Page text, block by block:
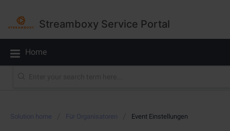
Streamboxy Service Portal
Home
Solution home Für Organisatoren Event Einstellungen